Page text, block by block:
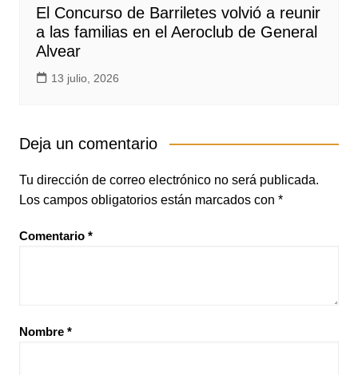
El Concurso de Barriletes volvió a reunir
a las familias en el Aeroclub de General
Alvear
13 julio, 2026
Deja un comentario
Tu dirección de correo electrónico no será publicada.
Los campos obligatorios están marcados con *
Comentario *
Nombre *